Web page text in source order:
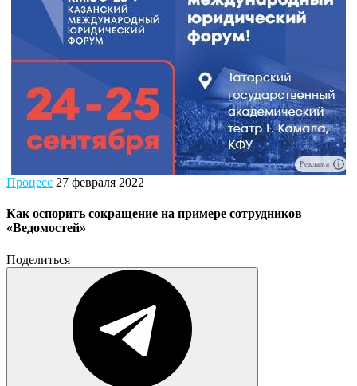
Реклама
Процесс 27 февраля 2022
Как оспорить сокращение на примере сотрудников
«Ведомостей»
Поделиться